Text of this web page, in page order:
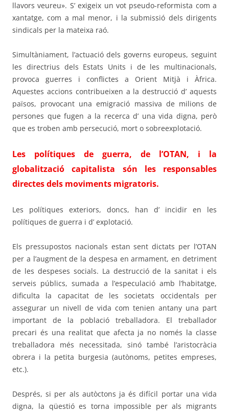
llavors veureu». S’ exigeix un vot pseudo-reformista com a
xantatge, com a mal menor, i la submissió dels dirigents
sindicals per la mateixa raó.
Simultàniament, l’actuació dels governs europeus, seguint
les directrius dels Estats Units i de les multinacionals,
provoca guerres i conflictes a Orient Mitjà i Àfrica.
Aquestes accions contribueixen a la destrucció d’ aquests
països, provocant una emigració massiva de milions de
persones que fugen a la recerca d’ una vida digna, però
que es troben amb persecució, mort o sobreexplotació.
Les polítiques de guerra, de l’OTAN, i la
globalització capitalista són les responsables
directes dels moviments migratoris.
Les polítiques exteriors, doncs, han d’ incidir en les
polítiques de guerra i d’ explotació.
Els pressupostos nacionals estan sent dictats per l’OTAN
per a l’augment de la despesa en armament, en detriment
de les despeses socials. La destrucció de la sanitat i els
serveis públics, sumada a l’especulació amb l’habitatge,
dificulta la capacitat de les societats occidentals per
assegurar un nivell de vida com tenien antany una part
important de la població treballadora. El treballador
precari és una realitat que afecta ja no només la classe
treballadora més necessitada, sinó també l’aristocràcia
obrera i la petita burgesia (autònoms, petites empreses,
etc.).
Després, si per als autòctons ja és difícil portar una vida
digna, la qüestió es torna impossible per als migrants